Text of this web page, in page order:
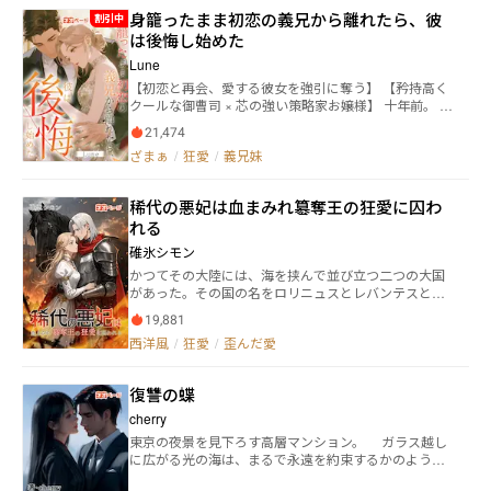
める息子の霧生皐月の姿を見た瞬間、全てが崩れ去っ
た。 「ねぇ？自分から夫を捨ててみない？」 全てが崩
れ去った璃子の前に謎の男、師走彰人が現れる。 璃子
は彰人の手を借り、夫と息子を捨てる事にした。 「浩
介さん。私はもう、あなたの金糸雀ではないの。」 ◆
◆◆◆◆
割引中 身籠ったまま初恋の義兄から離れたら、彼
は後悔し始めた
Lune
【初恋と再会、愛する彼女を強引に奪う】 【矜持高く
クールな御曹司 × 芯の強い策略家お嬢様】 十年前。 両
親の再婚によって一つ屋根の下で暮らすことになった
二人。常に冷静で理性を失わないはずだった海凛は、
抗えないほど深く義妹の心寧を愛してしまった。 十年
所に拘禁されている。 かつての初恋相手である義兄
は、今や彼女を破滅させようとする存在。 心寧は誇り
を捨て自ら歩み寄る。 「お兄ちゃん……お父さんを助
けてくれるなら、私は何でもする」 初恋は歪んだ関係
へと変わり、皆心寧が笑いものになる日を待ってい
た。 だが、ある盛大なパーティーで、満木海凛は誇ら
しげに宣言する。 「紹介しよう。俺の妻——満木心寧
だ。」 しかし父が救われ、すべての手配を終えたその
夜。心寧は父を海外へ送り出し、海凛のそばから離れ
愛も、涙も、屈辱も、すべては父を救うための演技だ
った。 真実を知った海凛は彼女を憎み尽くす。 「殺し
てやる！」 三年後、ニューヨークの街角で。 幼い娘を
抱く心寧の前に、海凛は再び現れる。 かつて誰よりも
傲慢で冷酷だった男は、その誇り高い頭を垂れ、彼女
21,474
ざまぁ / 狂愛 / 義兄妹
稀代の悪妃は血まみれ簒奪王の狂愛に囚わ
れる
碓氷シモン
かつてその大陸には、海を挟んで並び立つ二つの大国
があった。その国の名をロリニュスとレバンテスとい
う。 両国は数世紀に渡って遊学あるいは婚姻という名
目で互いの王族を取り込み合い、時に衝突しながらも
発展を遂げていた。 幼い頃から人質としてレバンテス
ムントに全てを奪われる。 彼はクーデターで長兄から
王位を簒奪し、フィオレンティーナの夫になるはずだ
った王太子サミュエルを廃嫡したのだ。そしてそのま
まジグムントは強引にフィオレンティーナを王妃とし
て娶る。 だがそれはフィオレンティーナにとって新た
19,881
西洋風 / 狂愛 / 歪んだ愛
復讐の蝶
cherry
東京の夜景を見下ろす高層マンション。 ガラス越し
に広がる光の海は、まるで永遠を約束するかのように